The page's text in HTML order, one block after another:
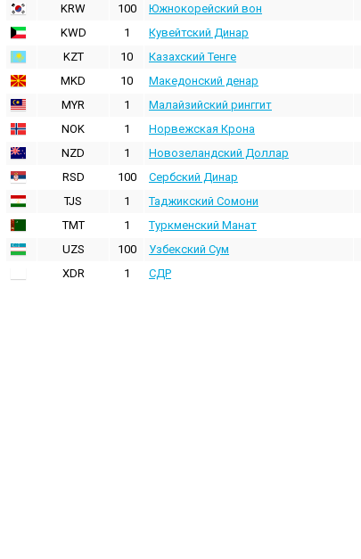
KRW
100 Южнокорейский вон
KWD
1 Кувейтский Динар
KZT
10 Казахский Тенге
MKD
10 Македонский денар
MYR
1 Малайзийский ринггит
NOK
1 Норвежская Крона
NZD
1 Новозеландский Доллар
RSD
100 Сербский Динар
TJS
1 Таджикский Сомони
TMT
1 Туркменский Манат
UZS
100 Узбекский Сум
XDR
1 СДР